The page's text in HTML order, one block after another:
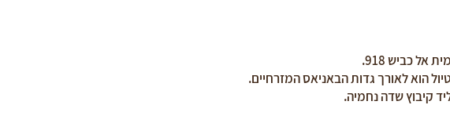
אל כביש 918.
הוא לאורך גדות הבאניאס המזרחיים.